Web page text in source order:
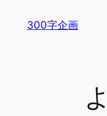
300字企画